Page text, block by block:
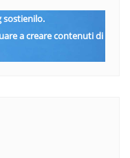
sostienilo.
a creare contenuti di